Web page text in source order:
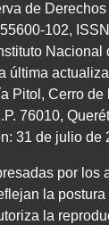
de
-102, ISSN
Nacional
última
Pitol, Cerro de
76010,
31 de julio de
por los
la
la